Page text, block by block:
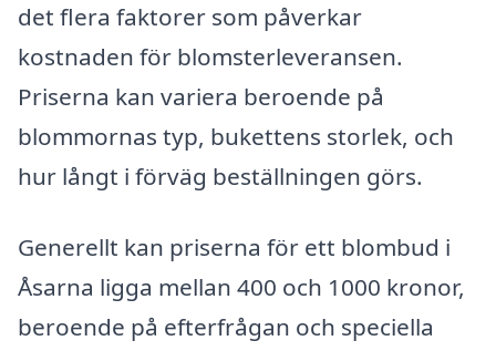
det flera faktorer som påverkar
kostnaden för blomsterleveransen.
Priserna kan variera beroende på
blommornas typ, bukettens storlek, och
hur långt i förväg beställningen görs.
Generellt kan priserna för ett blombud i
Åsarna ligga mellan 400 och 1000 kronor,
beroende på efterfrågan och speciella